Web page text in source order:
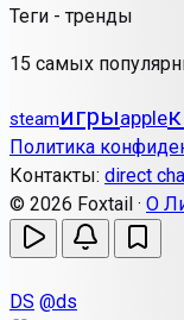
Теги - тренды
15 самых
steamигрыapple
Политика
Контакты: direct
© 2026 Foxtail · О
DS @ds